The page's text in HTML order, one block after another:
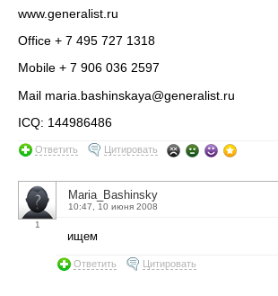
www.generalist.ru
Office + 7 495 727 1318
Mobile + 7 906 036 2597
Mail maria.bashinskaya@generalist.ru
ICQ: 144986486
Ответить Цитировать
1
Maria_Bashinsky
10:47, 10 июня 2008
ищем
Ответить Цитировать